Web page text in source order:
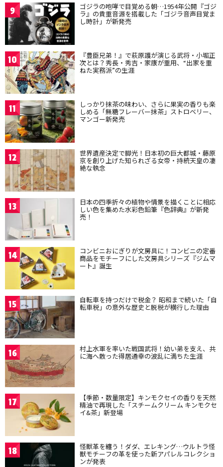
9 ゴジラの咆哮で目覚める朝…1954年公開『ゴジ
ラ』の貴重音源を搭載した「ゴジラ音声目覚ま
し時計」が新発売
10 『豊臣兄弟！』で萩原護が演じる武将・小堀正
次とは？秀長・秀吉・家康が重用、“出家を重
ねた実務派”の生涯
11 しっかり抹茶の味わい、さらに果実の香りも楽
しめる「無糖フレーバー抹茶」ストロベリー、
マンゴー新発売
12 世界遺産決定で脚光！日本初の巨大都城・藤原
京を創り上げた知られざる女帝・持統天皇の凄
絶な執念
13 日本の四季折々の植物や情景を描くことに相応
しい色を集めた水彩色鉛筆『色辞典』が新発
売！
14 コンビニおにぎりが文房具に！コンビニの定番
商品をモチーフにした文房具シリーズ『ジムマ
ート』誕生
15 自転車を持つだけで税金？ 昭和まで続いた「自
転車税」の意外な歴史と脱税が横行した理由
16 村上水軍を率いた戦国武将！幼い弟を支え、共
に海へ散った得居通幸の波乱に満ちた生涯
17 【季節・数量限定】キンモクセイの香りを天然
精油で再現した「スチームクリーム キンモクセ
イ&茶」新登場
18 怪獣革を纏う！ダダ、エレキング…ウルトラ怪
獣モチーフの革を使った新アパレルコレクショ
ンが発表